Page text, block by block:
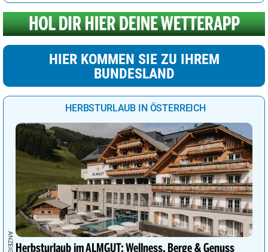
HIER KOMMEN SIE ZU IHREM
BUNDESLAND
HERBSTURLAUB IN ÖSTERREICH
Herbsturlaub im ALMGUT: Wellness, Berge & Genuss